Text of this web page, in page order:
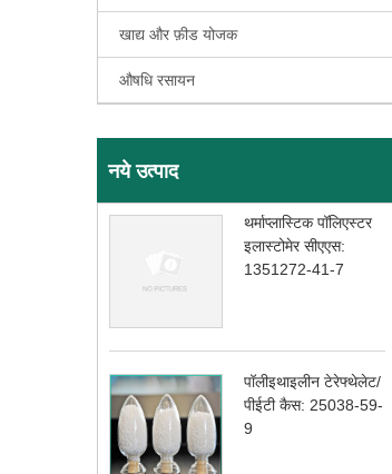
खाद्य और फ़ीड योजक
औषधि रसायन
नये उत्पाद
थर्माप्लास्टिक पॉलिएस्टर
इलास्टोमेर सीएएस:
1351272-41-7
पॉलीइथाइलीन टेरेफ्थेलेट/
पीईटी कैस: 25038-59-
9